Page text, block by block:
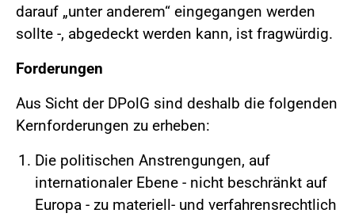
darauf „unter anderem“ eingegangen werden
sollte -, abgedeckt werden kann, ist fragwürdig.
Forderungen
Aus Sicht der DPolG sind deshalb die folgenden
Kernforderungen zu erheben:
Die politischen Anstrengungen, auf
internationaler Ebene - nicht beschränkt auf
Europa - zu materiell- und verfahrensrechtlich